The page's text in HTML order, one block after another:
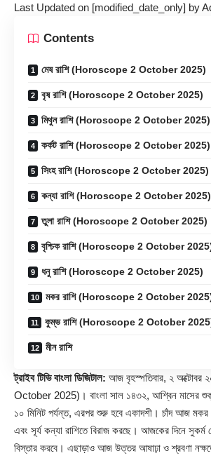
Last Updated on [modified_date_only] by
Contents
মেষ রাশি (Horoscope 2 October 2025)
বৃষ রাশি (Horoscope 2 October 2025)
মিথুন রাশি (Horoscope 2 October 2025)
কর্কট রাশি (Horoscope 2 October 2025)
সিংহ রাশি (Horoscope 2 October 2025)
কন্যা রাশি (Horoscope 2 October 2025)
তুলা রাশি (Horoscope 2 October 2025)
বৃশ্চিক রাশি (Horoscope 2 October
ধনু রাশি (Horoscope 2 October 2025)
মকর রাশি (Horoscope 2 October
কুম্ভ রাশি (Horoscope 2 October
মীন রাশি
ট্রাইব টিভি বাংলা ডিজিটাল: আজ বৃহস্পতিবার, ২ অক্টোবর
October 2025)। বাংলা সাল ১৪৩২, আশ্বিন মাসের
১০ মিনিট পর্যন্ত, এরপর শুরু হবে একাদশী। চাঁদ আজ মকর
এবং সূর্য কন্যা রাশিতে বিরাজ করছে। আজকের দিনে
বিস্তার করবে। এছাড়াও আজ উত্তর আষাঢ়া ও শ্রবণা